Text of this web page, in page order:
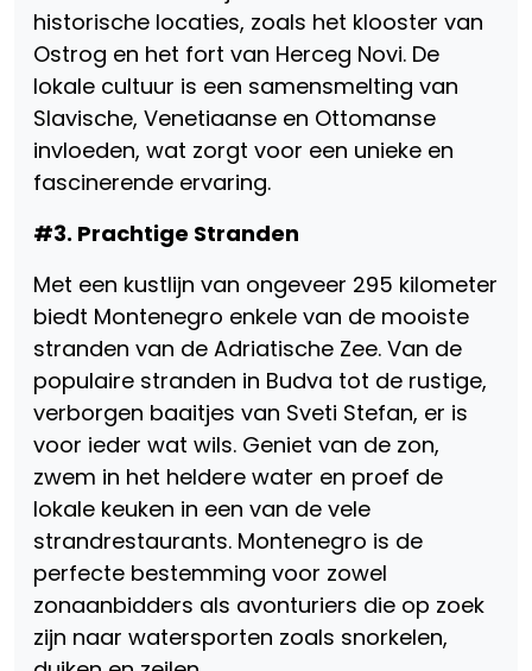
historische locaties, zoals het klooster van
Ostrog en het fort van Herceg Novi. De
lokale cultuur is een samensmelting van
Slavische, Venetiaanse en Ottomanse
invloeden, wat zorgt voor een unieke en
fascinerende ervaring.
#3. Prachtige Stranden
Met een kustlijn van ongeveer 295 kilometer
biedt Montenegro enkele van de mooiste
stranden van de Adriatische Zee. Van de
populaire stranden in Budva tot de rustige,
verborgen baaitjes van Sveti Stefan, er is
voor ieder wat wils. Geniet van de zon,
zwem in het heldere water en proef de
lokale keuken in een van de vele
strandrestaurants. Montenegro is de
perfecte bestemming voor zowel
zonaanbidders als avonturiers die op zoek
zijn naar watersporten zoals snorkelen,